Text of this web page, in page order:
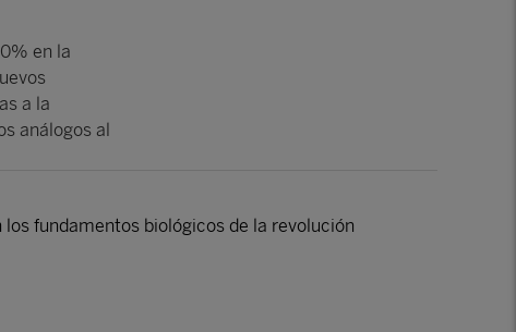
en la
a la
análogos al
fundamentos biológicos de la revolución